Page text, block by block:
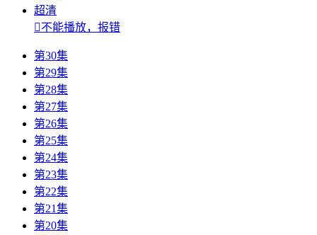
超清
不能播放，报错
第30集
第29集
第28集
第27集
第26集
第25集
第24集
第23集
第22集
第21集
第20集